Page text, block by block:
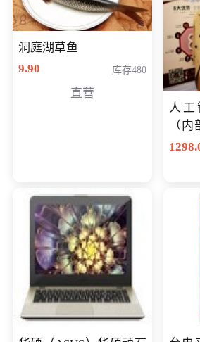
洞庭湖草鱼
9.90
库存480
直营
人
（
购买